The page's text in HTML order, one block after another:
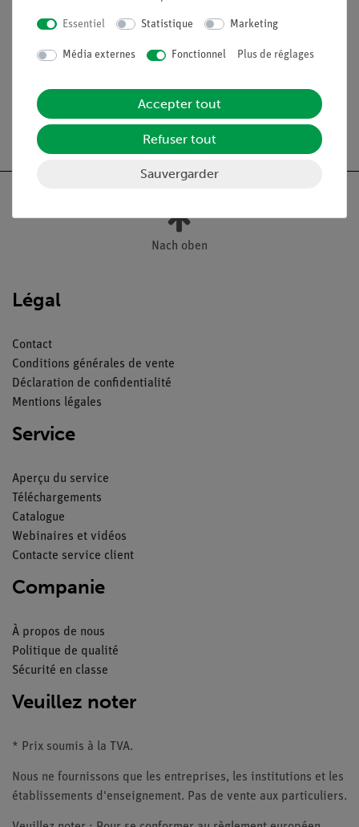
coude et de l'épaule. Rapport qualité-prix exceptionnel avec
une garantie de 3 ans
Livraison gratuite à partir de 300,- €.
Nach oben
Légal
Contact
Conditions générales de vente
Déclaration de confidentialité
Mentions légales
Service
Aperçu du service
Téléchargements
Catalogue
Webinaires et vidéos
Contacte service client
Companie
À propos de nous
Politique de qualité
Sécurité en classe
Veuillez noter
* Prix soumis à la TVA.
Nous ne fournissons que les entreprises, les institutions et les
établissements d'enseignement. Pas de vente aux particuliers.
Essentiel Statistique Marketing
Média externes Fonctionnel Plus de réglages
Accepter tout
Refuser tout
Sauvergarder